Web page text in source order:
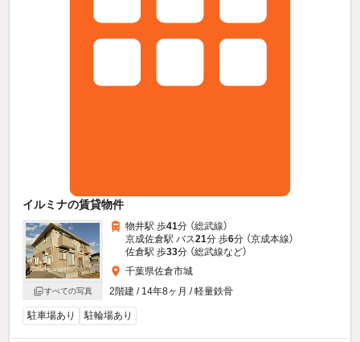
イルミナの賃貸物件
すべての写真
物井駅 歩41分 （総武線）
京成佐倉駅 バス21分 歩6分 （京成本線）
佐倉駅 歩33分 （総武線など）
千葉県佐倉市城
2階建 / 14年8ヶ月 / 軽量鉄骨
駐車場あり 駐輪場あり